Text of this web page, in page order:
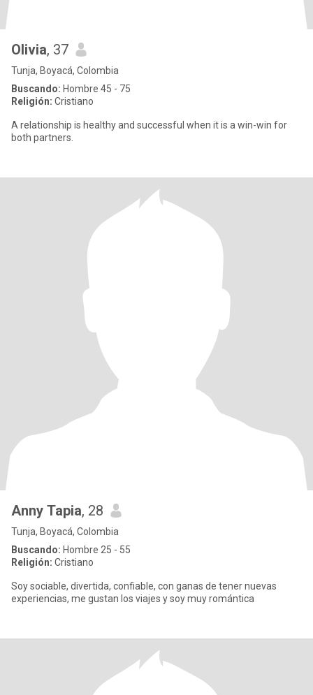
Olivia, 37
Tunja, Boyacá, Colombia
Buscando: Hombre 45 - 75
Religión: Cristiano
A relationship is healthy and successful when it is a win-win for
both partners.
Anny Tapia, 28
Tunja, Boyacá, Colombia
Buscando: Hombre 25 - 55
Religión: Cristiano
Soy sociable, divertida, confiable, con ganas de tener nuevas
experiencias, me gustan los viajes y soy muy romántica